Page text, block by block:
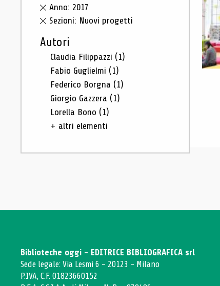
Anno: 2017
Sezioni: Nuovi progetti
Autori
Claudia Filippazzi (1)
Fabio Guglielmi (1)
Federico Borgna (1)
Giorgio Gazzera (1)
Lorella Bono (1)
+ altri elementi
Biblioteche oggi - EDITRICE BIBLIOGRAFICA srl
Sede legale: Via Lesmi 6 - 20123 - Milano
P.IVA, C.F. 01823660152